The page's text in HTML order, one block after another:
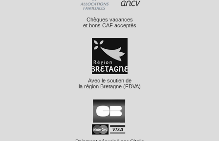
Chèques vacances
et bons CAF acceptés
Avec le soutien de
la région Bretagne (FDVA)